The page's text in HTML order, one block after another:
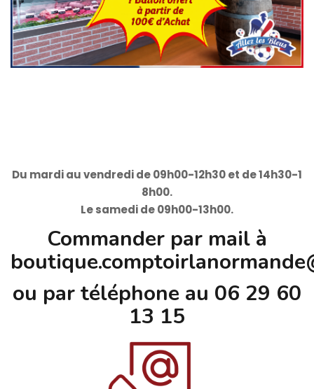
Du mardi au vendredi de 09h00-12h30 et de 14h30-1
8h00.
Le samedi de 09h00-13h00.
Commander par mail à
ou par téléphone au 06 29 60
13 15